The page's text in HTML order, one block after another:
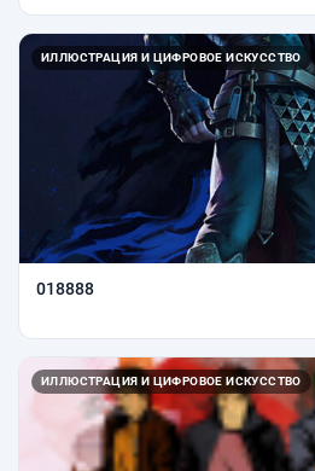
ИЛЛЮСТРАЦИЯ И ЦИФРОВОЕ ИСКУССТВО
018888
ИЛЛЮСТРАЦИЯ И ЦИФРОВОЕ ИСКУССТВО